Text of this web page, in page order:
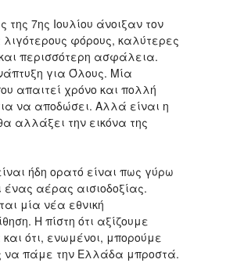
της 7ης Ιουλίου άνοιξαν τον
φόρους, καλύτερες
περισσότερη ασφάλεια.
για Όλους. Μία
απαιτεί χρόνο και πολλή
να αποδώσει. Αλλά είναι η
αλλάξει την εικόνα της
ήδη ορατό είναι πως γύρω
ένας αέρας αισιοδοξίας.
μία νέα εθνική
Η πίστη ότι αξίζουμε
ότι, ενωμένοι, μπορούμε
να πάμε την Ελλάδα μπροστά.